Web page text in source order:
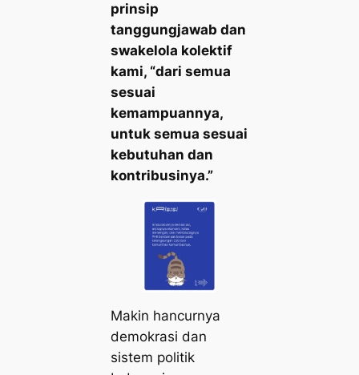
prinsip
tanggungjawab dan
swakelola kolektif
kami, “dari semua
sesuai
kemampuannya,
untuk semua sesuai
kebutuhan dan
kontribusinya.”
Makin hancurnya
demokrasi dan
sistem politik